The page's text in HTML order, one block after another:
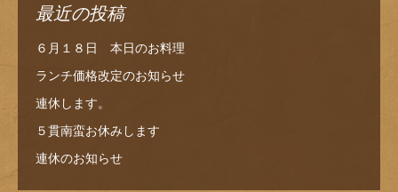
最近の投稿
６月１８日 本日のお料理
ランチ価格改定のお知らせ
連休します。
５貫南蛮お休みします
連休のお知らせ